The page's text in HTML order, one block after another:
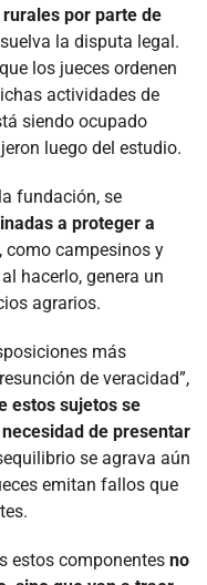
por parte de
la disputa legal.
los jueces ordenen
actividades de
siendo ocupado
luego del estudio.
fundación, se
a proteger a
, como campesinos y
hacerlo, genera un
agrarios.
más
de veracidad”,
estos sujetos se
de presentar
se agrava aún
emitan fallos que
estos componentes no